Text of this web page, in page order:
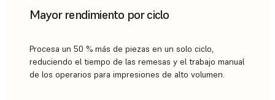
Mayor rendimiento por ciclo
Procesa un 50 % más de piezas en un solo ciclo,
reduciendo el tiempo de las remesas y el trabajo manual
de los operarios para impresiones de alto volumen.